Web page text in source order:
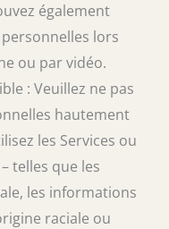
également
lors
ou par vidéo.
: Veuillez ne pas
hautement
les Services ou
telles que les
les informations
raciale ou